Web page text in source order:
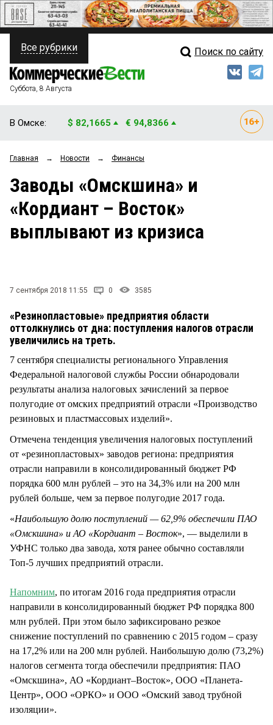
ПОЛИТИКА
ФИНАНСЫ
ОБЩЕСТВО
ЗАКОН
НОВОСТИ КОМПАНИЙ
Свежий выпуск
Рейтинги
Блоги
Архив
Все рубрики Поиск по сайту
Суббота, 8 Августа
В Омске: $ 82,1665 € 94,8366
Главная → Новости → Финансы
Заводы «Омскшина» и
«Кордиант – Восток»
выплывают из кризиса
7 сентября 2018 11:55 0 3585
«Резинопластовые» предприятия области
оттолкнулись от дна: поступления налогов отрасли
увеличились на треть.
7 сентября специалисты регионального Управления
Федеральной налоговой службы России обнародовали
результаты анализа налоговых зачислений за первое
полугодие от омских предприятий отрасли «Производство
резиновых и пластмассовых изделий».
Отмечена тенденция увеличения налоговых поступлений
от «резинопластовых» заводов региона: предприятия
отрасли направили в консолидированный бюджет РФ
порядка 600 млн рублей – это на 34,3% или на 200 млн
рублей больше, чем за первое полугодие 2017 года.
«Наибольшую долю поступлений — 62,9% обеспечили ПАО
«Омскшина» и АО «Кордиант – Восток», — выделили в
УФНС только два завода, хотя ранее обычно составляли
Топ-5 лучших предприятий отрасли.
Напомним, по итогам 2016 года предприятия отрасли
направили в консолидированный бюджет РФ порядка 800
млн рублей. При этом было зафиксировано резкое
снижение поступлений по сравнению с 2015 годом – сразу
на 17,2% или на 200 млн рублей. Наибольшую долю (73,2%)
налогов сегмента тогда обеспечили предприятия: ПАО
«Омскшина», АО «Кордиант–Восток», ООО «Планета-
Центр», ООО «ОРКО» и ООО «Омский завод трубной
изоляции».